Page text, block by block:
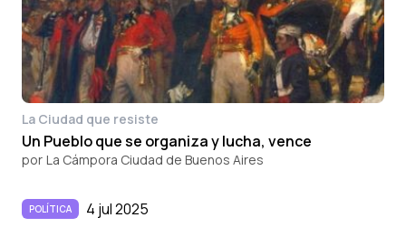
La Ciudad que resiste
Un Pueblo que se organiza y lucha, vence
por La Cámpora Ciudad de Buenos Aires
POLÍTICA 4 jul 2025